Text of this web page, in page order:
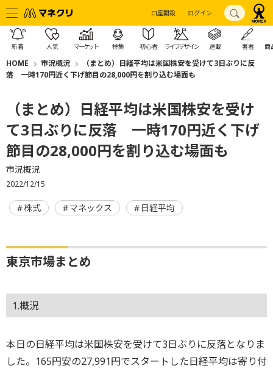
口座開設 ログイン
新着 人気 マーケット 特集 初心者 ライフデザイン 連載 著者 商
HOME 市況概況
（まとめ）日経平均は米国株安を受けて3日ぶりに反
落 一時170円近く下げ節目の28,000円を割り込む場面も
（まとめ）日経平均は米国株安を受け
て3日ぶりに反落 一時170円近く下げ
節目の28,000円を割り込む場面も
市況概況
2022/12/15
株式 マネックス 日経平均
東京市場まとめ
1.概況
本日の日経平均は米国株安を受けて3日ぶりに反落となりま
した。165円安の27,991円でスタートした日経平均は寄り付